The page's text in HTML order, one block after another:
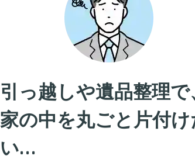
引っ越しや遺品整理で
家の中を丸ごと片付け
い…